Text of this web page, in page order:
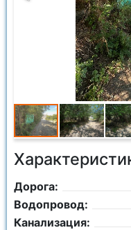
Дорога:
Водопровод:
Канализация: